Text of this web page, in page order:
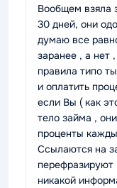
Вообщем взяла
30 дней, они
думаю все
заранее , а нет
правила типо
и оплатить
если Вы ( как
тело займа ,
проценты
Ссылаются на
перефразируют
никакой